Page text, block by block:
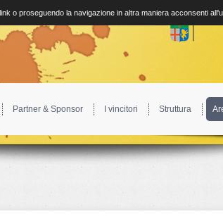
Partner & Sponsor I vincitori Struttura
o proseguendo la navigazione in altra maniera acconsenti